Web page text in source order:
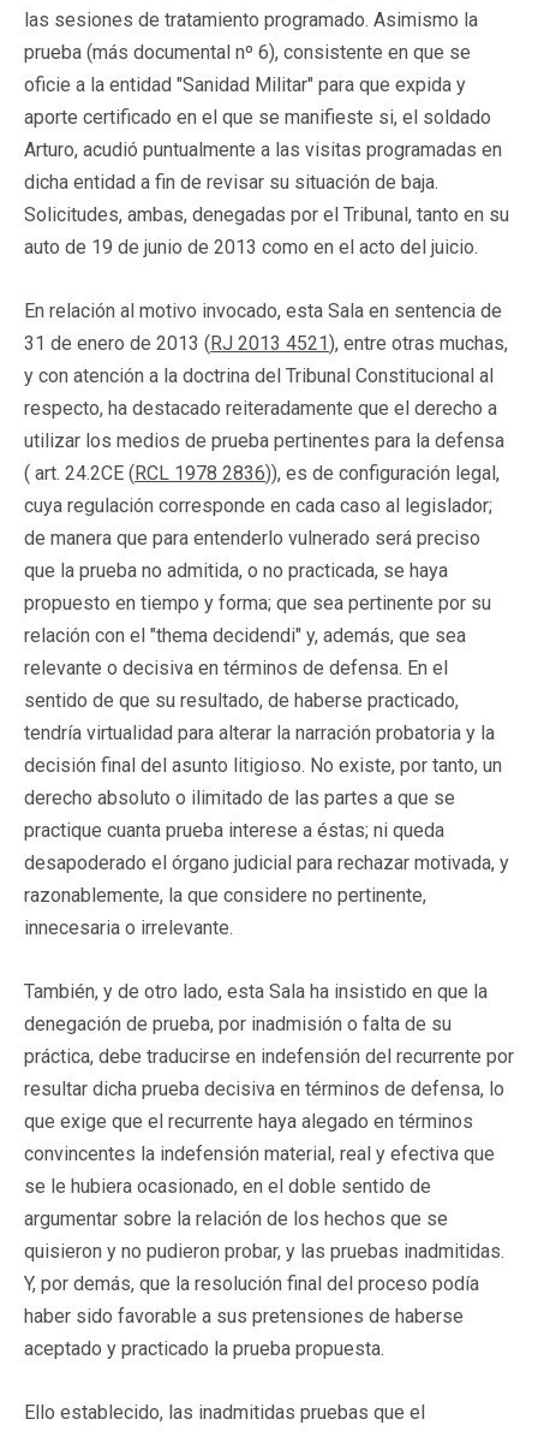
las sesiones de tratamiento programado. Asimismo la
prueba (más documental nº 6), consistente en que se
oficie a la entidad "Sanidad Militar" para que expida y
aporte certificado en el que se manifieste si, el soldado
Arturo, acudió puntualmente a las visitas programadas en
dicha entidad a fin de revisar su situación de baja.
Solicitudes, ambas, denegadas por el Tribunal, tanto en su
auto de 19 de junio de 2013 como en el acto del juicio.
En relación al motivo invocado, esta Sala en sentencia de
31 de enero de 2013 (RJ 2013 4521), entre otras muchas,
y con atención a la doctrina del Tribunal Constitucional al
respecto, ha destacado reiteradamente que el derecho a
utilizar los medios de prueba pertinentes para la defensa
( art. 24.2CE (RCL 1978 2836)), es de configuración legal,
cuya regulación corresponde en cada caso al legislador;
de manera que para entenderlo vulnerado será preciso
que la prueba no admitida, o no practicada, se haya
propuesto en tiempo y forma; que sea pertinente por su
relación con el "thema decidendi" y, además, que sea
relevante o decisiva en términos de defensa. En el
sentido de que su resultado, de haberse practicado,
tendría virtualidad para alterar la narración probatoria y la
decisión final del asunto litigioso. No existe, por tanto, un
derecho absoluto o ilimitado de las partes a que se
practique cuanta prueba interese a éstas; ni queda
desapoderado el órgano judicial para rechazar motivada, y
razonablemente, la que considere no pertinente,
innecesaria o irrelevante.
También, y de otro lado, esta Sala ha insistido en que la
denegación de prueba, por inadmisión o falta de su
práctica, debe traducirse en indefensión del recurrente por
resultar dicha prueba decisiva en términos de defensa, lo
que exige que el recurrente haya alegado en términos
convincentes la indefensión material, real y efectiva que
se le hubiera ocasionado, en el doble sentido de
argumentar sobre la relación de los hechos que se
quisieron y no pudieron probar, y las pruebas inadmitidas.
Y, por demás, que la resolución final del proceso podía
haber sido favorable a sus pretensiones de haberse
aceptado y practicado la prueba propuesta.
Ello establecido, las inadmitidas pruebas que el